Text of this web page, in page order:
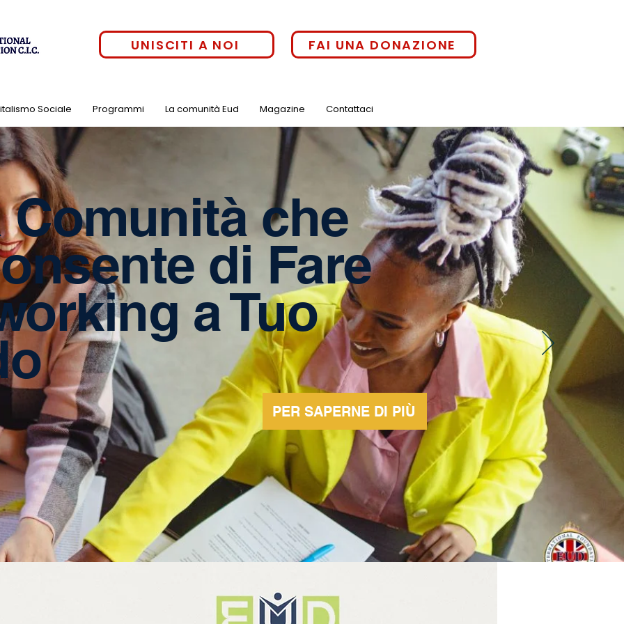
UNISCITI A NOI FAI UNA DONAZIONE
Sociale Programmi La comunità Eud Magazine Contattaci
Comunità che
di Fare
a Tuo
PER SAPERNE DI PIÙ